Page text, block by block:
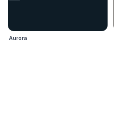
Aurora